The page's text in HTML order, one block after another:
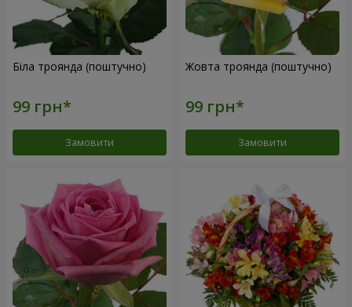
Біла троянда (поштучно)
Замовити
Жовта троянда (поштучно)
Замовити